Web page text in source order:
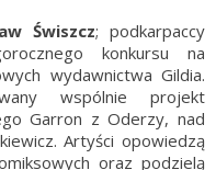
Świszcz; podkarpaccy
konkursu na
wydawnictwa Gildia.
wspólnie projekt
Garron z Oderzy, nad
Artyści opowiedzą
oraz podzielą